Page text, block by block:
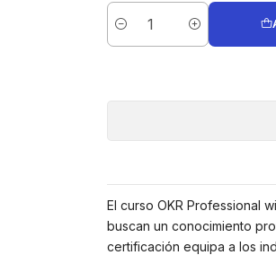
Cantidad
El curso OKR Professional
buscan un conocimiento
certificación equipa a los